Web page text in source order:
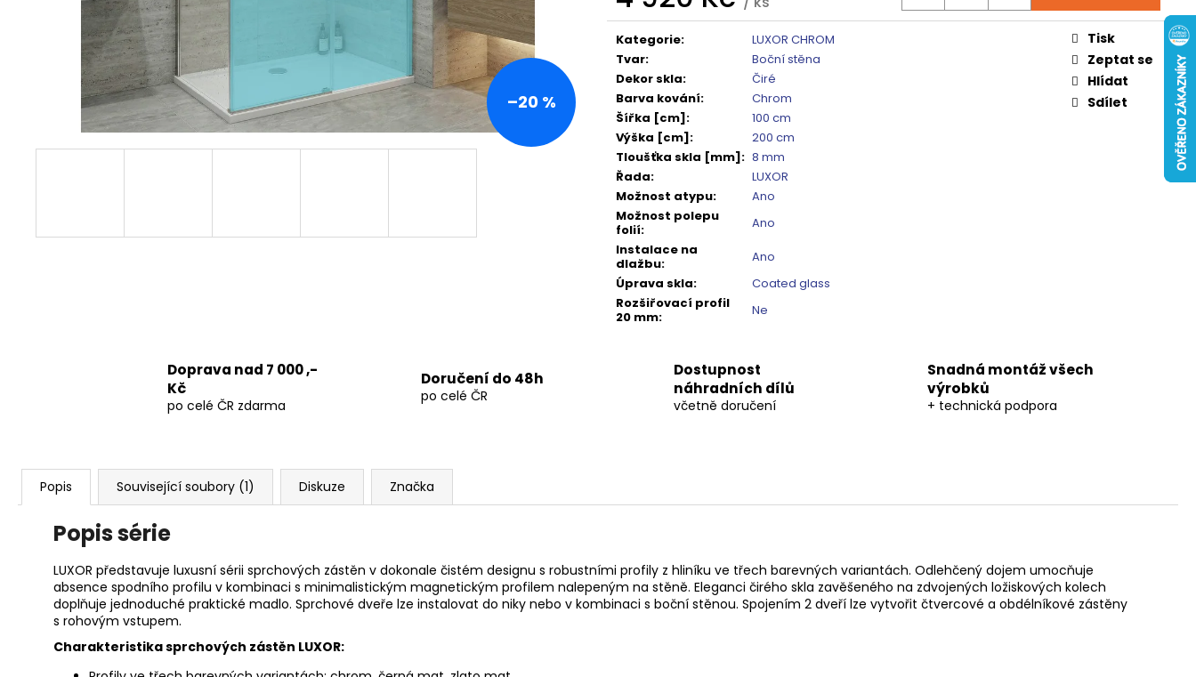
Měrná
cena:
Kategorie:
LUXOR CHROM
Tvar:
Boční stěna
Dekor skla:
Čiré
Barva kování:
Chrom
Šířka [cm]:
100 cm
Výška [cm]:
200 cm
Tloušťka skla [mm]: 8 mm
Řada:
LUXOR
Možnost atypu:
Ano
Možnost polepu
folií:
Ano
Instalace na
dlažbu:
Ano
Úprava skla:
Coated glass
Rozšiřovací profil
20 mm: Ne
Tisk
Zeptat se
Hlídat
Sdílet
–20 %
Doprava nad 7 000 ,-
Kč
po celé ČR zdarma
Doručení do 48h
po celé ČR
Dostupnost
náhradních dílů
včetně doručení
Snadná montáž všech
výrobků
+ technická podpora
Popis Související soubory (1) Diskuze Značka
Popis série
LUXOR představuje luxusní sérii sprchových zástěn v dokonale čistém designu s robustními profily z hliníku ve třech barevných variantách. Odlehčený dojem umocňuje
absence spodního profilu v kombinaci s minimalistickým magnetickým profilem nalepeným na stěně. Eleganci čirého skla zavěšeného na zdvojených ložiskových kolech
doplňuje jednoduché praktické madlo. Sprchové dveře lze instalovat do niky nebo v kombinaci s boční stěnou. Spojením 2 dveří lze vytvořit čtvercové a obdélníkové zástěny
s rohovým vstupem.
Charakteristika sprchových zástěn LUXOR:
12 080 Kč
Původně:15 100 Kč
5 240 Kč
Původně:6 550 Kč
16 792 Kč
Původně:20 990 Kč